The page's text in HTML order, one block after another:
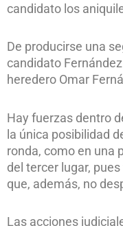
candidato los
De producirse una
candidato
heredero Omar
Hay fuerzas dentro
la única posibilidad
ronda, como en una
del tercer lugar,
que, además, no
Las acciones